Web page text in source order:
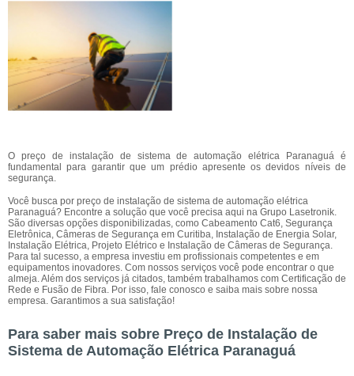
O preço de instalação de sistema de automação elétrica Paranaguá é
fundamental para garantir que um prédio apresente os devidos níveis de
segurança.
Você busca por preço de instalação de sistema de automação elétrica
Paranaguá? Encontre a solução que você precisa aqui na Grupo Lasetronik.
São diversas opções disponibilizadas, como Cabeamento Cat6, Segurança
Eletrônica, Câmeras de Segurança em Curitiba, Instalação de Energia Solar,
Instalação Elétrica, Projeto Elétrico e Instalação de Câmeras de Segurança.
Para tal sucesso, a empresa investiu em profissionais competentes e em
equipamentos inovadores. Com nossos serviços você pode encontrar o que
almeja. Além dos serviços já citados, também trabalhamos com Certificação de
Rede e Fusão de Fibra. Por isso, fale conosco e saiba mais sobre nossa
empresa. Garantimos a sua satisfação!
Para saber mais sobre Preço de Instalação de
Sistema de Automação Elétrica Paranaguá